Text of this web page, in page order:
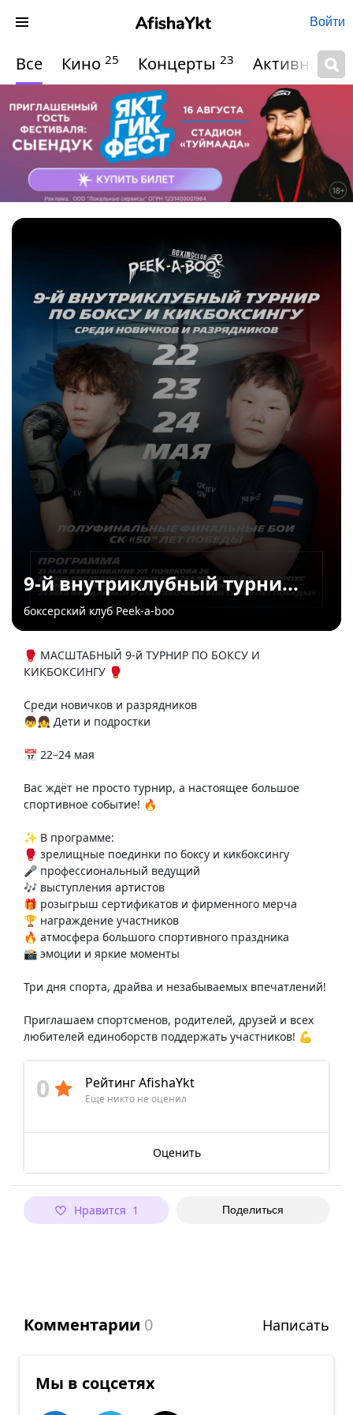
Войти
Все Кино 25 Концерты 23 Активный
9-й внутриклубный турни...
боксерский клуб Peek-a-boo
🥊 МАСШТАБНЫЙ 9-й ТУРНИР ПО БОКСУ И
КИКБОКСИНГУ 🥊
Среди новичков и разрядников
👦👧 Дети и подростки
📅 22–24 мая
Вас ждёт не просто турнир, а настоящее большое
спортивное событие! 🔥
✨ В программе:
🥊 зрелищные поединки по боксу и кикбоксингу
🎤 профессиональный ведущий
🎶 выступления артистов
🎁 розыгрыш сертификатов и фирменного мерча
🏆 награждение участников
🔥 атмосфера большого спортивного праздника
📸 эмоции и яркие моменты
Три дня спорта, драйва и незабываемых впечатлений!
Приглашаем спортсменов, родителей, друзей и всех
любителей единоборств поддержать участников! 💪
0 Рейтинг AfishaYkt
Еще никто не оценил
Оценить
Нравится 1 Поделиться
Комментарии 0 Написать
Мы в соцсетях